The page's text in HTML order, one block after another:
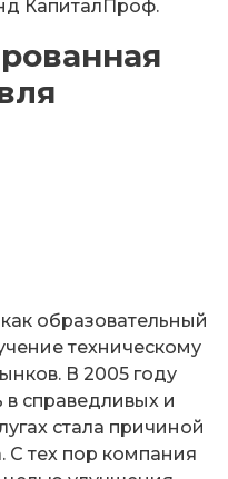
КапиталПроф.
образовательный
техническому
В 2005 году
справедливых и
стала причиной
С тех пор компания